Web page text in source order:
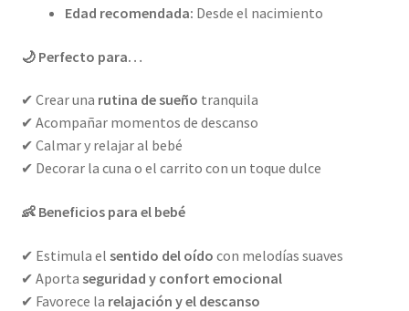
Edad recomendada: Desde el nacimiento
🌙 Perfecto para…
✔ Crear una rutina de sueño tranquila
✔ Acompañar momentos de descanso
✔ Calmar y relajar al bebé
✔ Decorar la cuna o el carrito con un toque dulce
👶 Beneficios para el bebé
✔ Estimula el sentido del oído con melodías suaves
✔ Aporta seguridad y confort emocional
✔ Favorece la relajación y el descanso